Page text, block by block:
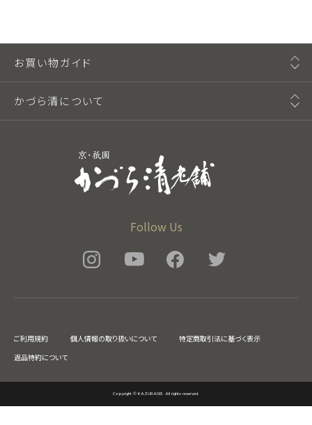
Follow Us
お買い物ガイド
かづら清について
ご利用規約 個人情報の取り扱いについて
特定商取引法に基づく表示
返品特約について
Copyright © KAZURASEI. All rights reserved.